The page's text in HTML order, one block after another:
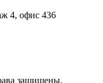
4, офис 436
защищены.